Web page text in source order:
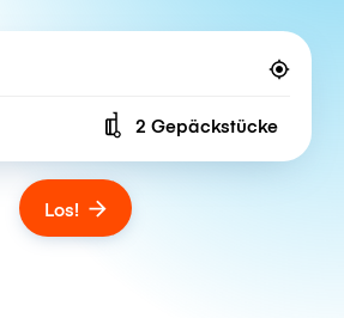
Number of bags
2 Gepäckstücke
Los!